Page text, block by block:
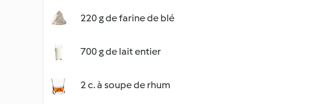
220 g de farine de blé
700 g de lait entier
2 c. à soupe de rhum